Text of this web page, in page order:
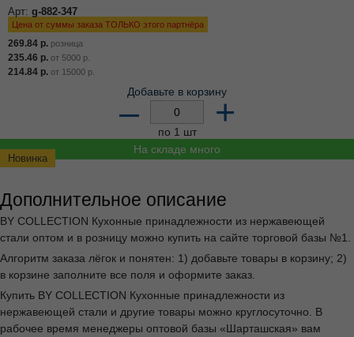
Новинка
Арт: g-882-347
Цена от суммы заказа ТОЛЬКО этого партнёра
269.84 р. розница
235.46 р. от 5000 р.
214.84 р. от 15000 р.
Добавьте в корзину
– +
по 1 шт
На складе много
Дополнительное описание
BY COLLECTION Кухонные принадлежности из нержавеющей
стали оптом и в розницу можно купить на сайте торговой базы №1.
Алгоритм заказа лёгок и понятен: 1) добавьте товары в корзину; 2)
в корзине заполните все поля и оформите заказ.
Купить BY COLLECTION Кухонные принадлежности из
нержавеющей стали и другие товары можно круглосуточно. В
рабочее время менеджеры оптовой базы «Шарташская» вам